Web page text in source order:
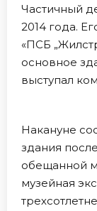
Частичный
2014 года.
«ПСБ
основное
выступал
Накануне
здания
обещанной
музейная